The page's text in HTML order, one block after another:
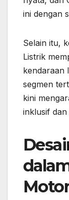
ini dengan
Selain itu,
Listrik
kendaraan
segmen
kini
inklusif dan